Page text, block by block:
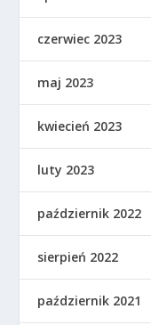
czerwiec 2023
maj 2023
kwiecień 2023
luty 2023
październik 2022
sierpień 2022
październik 2021